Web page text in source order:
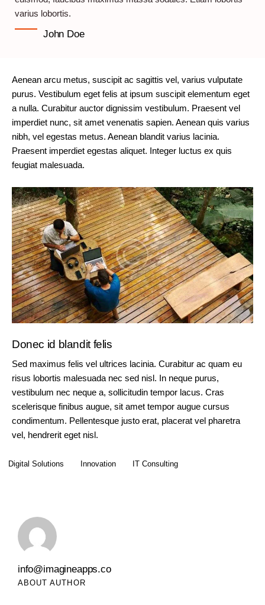
varius lobortis.
John Doe
Aenean arcu metus, suscipit ac sagittis vel, varius vulputate
purus. Vestibulum eget felis at ipsum suscipit elementum eget
a nulla. Curabitur auctor dignissim vestibulum. Praesent vel
imperdiet nunc, sit amet venenatis sapien. Aenean quis varius
nibh, vel egestas metus. Aenean blandit varius lacinia.
Praesent imperdiet egestas aliquet. Integer luctus ex quis
feugiat malesuada.
Donec id blandit felis
Sed maximus felis vel ultrices lacinia. Curabitur ac quam eu
risus lobortis malesuada nec sed nisl. In neque purus,
vestibulum nec neque a, sollicitudin tempor lacus. Cras
scelerisque finibus augue, sit amet tempor augue cursus
condimentum. Pellentesque justo erat, placerat vel pharetra
vel, hendrerit eget nisl.
Digital Solutions Innovation IT Consulting
info@imagineapps.co
ABOUT AUTHOR